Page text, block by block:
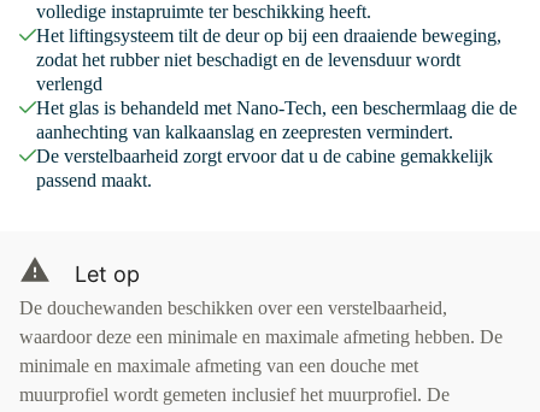
volledige instapruimte ter beschikking heeft.
Het liftingsysteem tilt de deur op bij een draaiende beweging,
zodat het rubber niet beschadigt en de levensduur wordt
verlengd
Het glas is behandeld met Nano-Tech, een beschermlaag die de
aanhechting van kalkaanslag en zeepresten vermindert.
De verstelbaarheid zorgt ervoor dat u de cabine gemakkelijk
passend maakt.
Let op
De douchewanden beschikken over een verstelbaarheid,
waardoor deze een minimale en maximale afmeting hebben. De
minimale en maximale afmeting van een douche met
muurprofiel wordt gemeten inclusief het muurprofiel. De